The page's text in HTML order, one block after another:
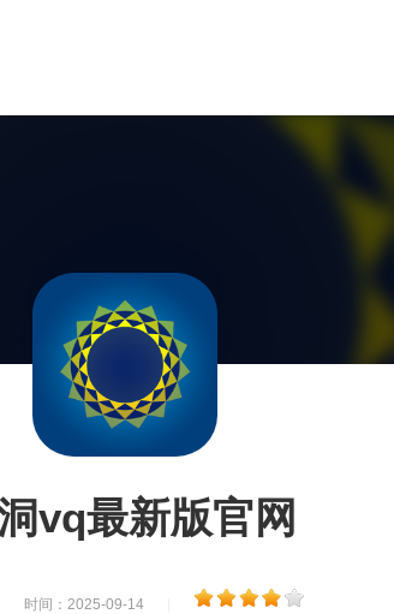
vq最新版官网
时间：2025-09-14